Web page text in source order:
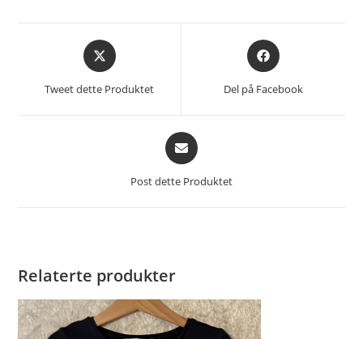
Åpnes
i
nytt
Tweet dette Produktet
Åpnes
i
et
nytt
Del på Facebook
Åpnes
i
nytt
Post dette Produktet
Relaterte produkter